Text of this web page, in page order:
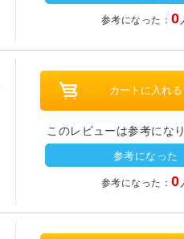
参考になった：0
このレビューは参考にな
参考になった
参考になった：0